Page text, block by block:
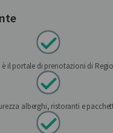
il portale di prenotazioni di
alberghi, ristoranti e